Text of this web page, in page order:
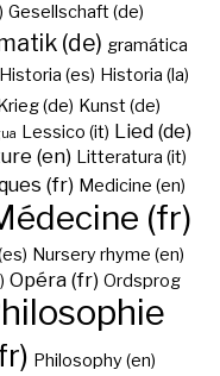
Gesellschaft (de)
(de) gramática
Historia (es) Historia (la)
Krieg (de) Kunst (de)
Lessico (it) Lied (de)
(en) Litteratura (it)
(fr) Medicine (en)
(fr)
Nursery rhyme (en)
Opéra (fr) Ordsprog
Philosophy (en)